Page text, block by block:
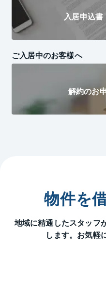
入居申込
ご入居中のお客様へ
解約のお
物件を
地域に精通したスタッフ
します。お気軽